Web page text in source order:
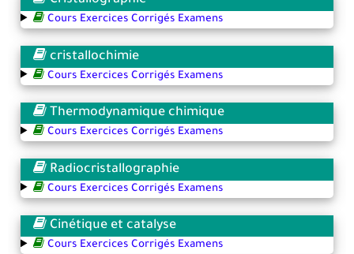
Cours Exercices Corrigés Examens
cristallochimie
Cours Exercices Corrigés Examens
Thermodynamique chimique
Cours Exercices Corrigés Examens
Radiocristallographie
Cours Exercices Corrigés Examens
Cinétique et catalyse
Cours Exercices Corrigés Examens